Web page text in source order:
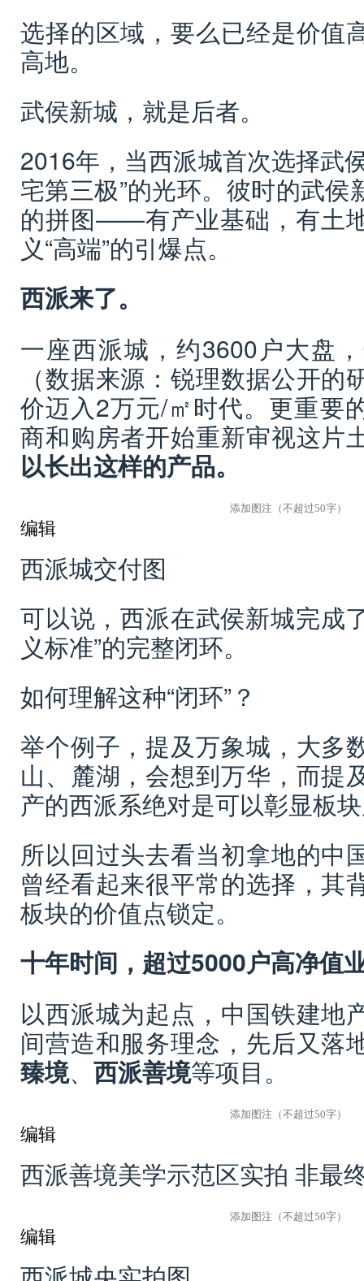
选择的区域，要么已经是价值
高地。
武侯新城，就是后者。
2016年，当西派城首次选择武
宅第三极”的光环。彼时的武
的拼图——有产业基础，有土
义“高端”的引爆点。
西派来了。
一座西派城，约3600户大盘
（数据来源：锐理数据公开
价迈入2万元/㎡时代。更重要
商和购房者开始重新审视这片
以长出这样的产品。
编辑
西派城交付图
可以说，西派在武侯新城完成
义标准”的完整闭环。
如何理解这种“闭环”？
举个例子，提及万象城，大多
山、麓湖，会想到万华，而提
产的西派系绝对是可以彰显板
所以回过头去看当初拿地的中
曾经看起来很平常的选择，其
板块的价值点锁定。
十年时间，超过5000户高净
以西派城为起点，中国铁建地
间营造和服务理念，先后又落
臻境、 西派善境等项目。
编辑
西派善境美学示范区实拍 非最
编辑